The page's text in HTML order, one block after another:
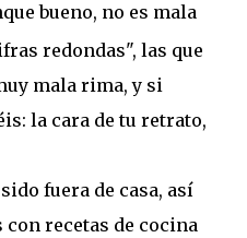
bueno, no es mala
redondas", las que
mala rima, y si
la cara de tu retrato,
fuera de casa, así
recetas de cocina